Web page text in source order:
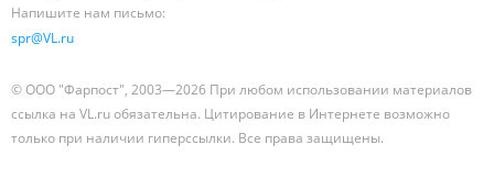
Напишите нам письмо:
spr@VL.ru
© ООО "Фарпост", 2003—2026 При любом использовании материалов
ссылка на VL.ru обязательна. Цитирование в Интернете возможно
только при наличии гиперссылки. Все права защищены.